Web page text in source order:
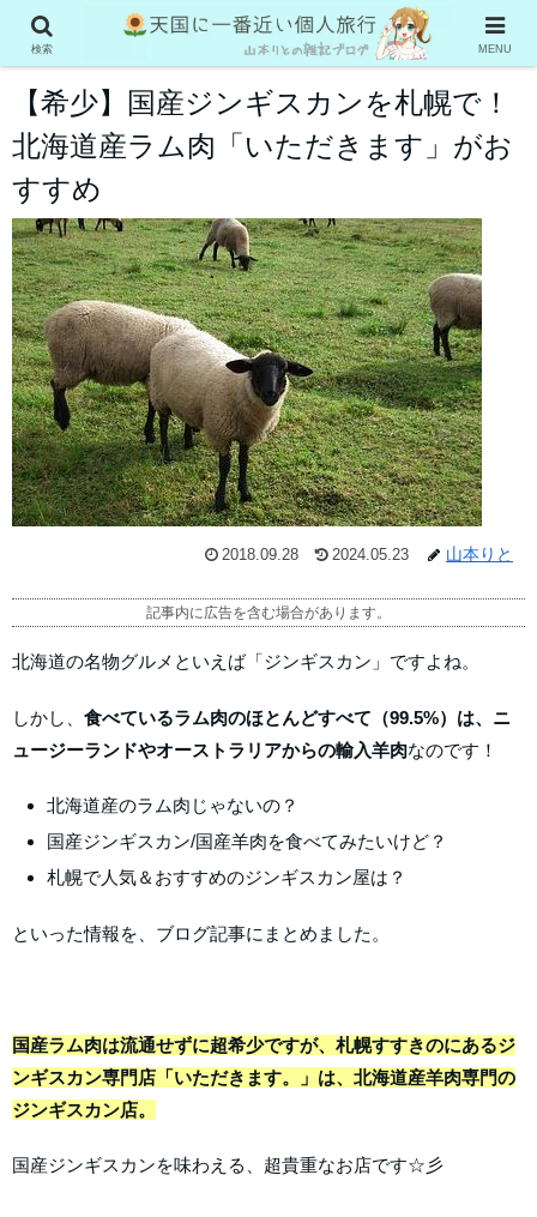
国内旅行
【希少】国産ジンギスカンを札幌で！
北海道産ラム肉「いただきます」がお
すすめ
2018.09.28 2024.05.23 山本りと
記事内に広告を含む場合があります。
北海道の名物グルメといえば「ジンギスカン」ですよね。
しかし、 食べているラム肉のほとんどすべて（99.5%）は、ニ
ュージーランドやオーストラリアからの輸入羊肉なのです！
北海道産のラム肉じゃないの？
国産ジンギスカン/国産羊肉を食べてみたいけど？
札幌で人気＆おすすめのジンギスカン屋は？
といった情報を、ブログ記事にまとめました。
国産ラム肉は流通せずに超希少ですが、札幌すすきのにあるジ
ンギスカン専門店「いただきます。」は、北海道産羊肉専門の
ジンギスカン店。
国産ジンギスカンを味わえる、超貴重なお店です☆彡
検索 MENU